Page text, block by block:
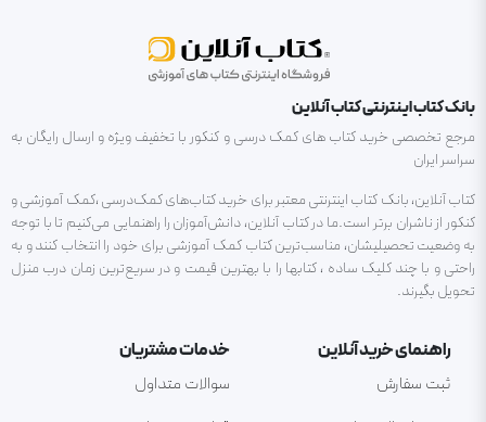
بانک کتاب اینترنتی کتاب آنلاین
مرجع تخصصی خرید کتاب های کمک درسی و کنکور با تخفیف ویژه و ارسال رایگان به
سراسر ایران
کتاب آنلاین، بانک کتاب اینترنتی معتبر برای خرید کتاب‌های کمک‌درسی ،کمک آموزشی و
کنکور از ناشران برتر است.ما در کتاب آنلاین، دانش‌آموزان را راهنمایی می‌کنیم تا با توجه
به وضعیت تحصیلیشان، مناسب‌ترین کتاب کمک آموزشی برای خود را انتخاب کنند و به
راحتی و با چند کلیک ساده ، کتابها را با بهترین قیمت و در سریع‌ترین زمان درب منزل
تحویل بگیرند.
راهنمای خرید آنلاین
ثبت سفارش
خدمات مشتریان
سوالات متداول